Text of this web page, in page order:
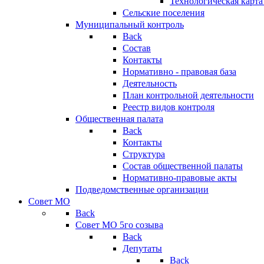
Сельские поселения
Муниципальный контроль
Back
Состав
Контакты
Нормативно - правовая база
Деятельность
План контрольной деятельности
Реестр видов контроля
Общественная палата
Back
Контакты
Структура
Состав общественной палаты
Нормативно-правовые акты
Подведомственные организации
Совет МО
Back
Совет МО 5го созыва
Back
Депутаты
Back